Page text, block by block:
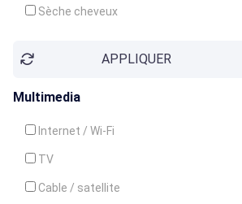
Sèche cheveux
APPLIQUER
Multimedia
Internet / Wi-Fi
TV
Cable / satellite